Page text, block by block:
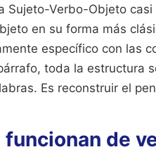
Sujeto-Verbo-Objeto
en su forma más
específico con las
toda la estructura
Es reconstruir el
de